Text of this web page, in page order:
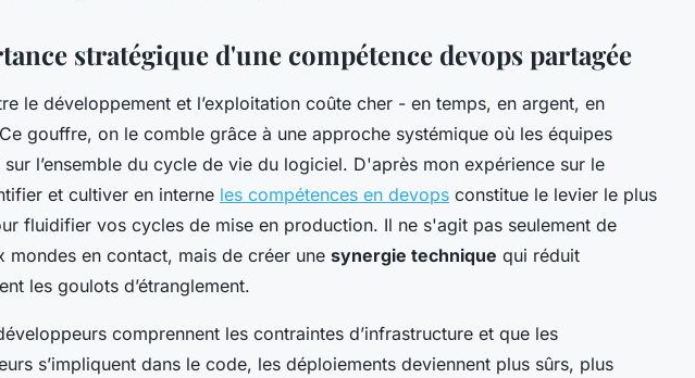
stratégique d'une compétence devops partagée
le développement et l’exploitation coûte cher - en temps, en argent, en
gouffre, on le comble grâce à une approche systémique où les équipes
l’ensemble du cycle de vie du logiciel. D'après mon expérience sur le
et cultiver en interne les compétences en devops constitue le levier le plus
fluidifier vos cycles de mise en production. Il ne s'agit pas seulement de
mondes en contact, mais de créer une synergie technique qui réduit
les goulots d’étranglement.
comprennent les contraintes d’infrastructure et que les
s’impliquent dans le code, les déploiements deviennent plus sûrs, plus